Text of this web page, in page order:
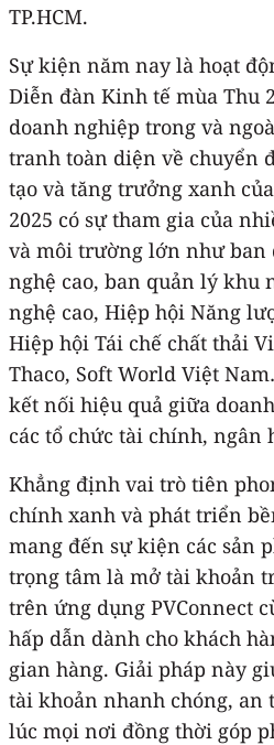
TP.HCM.
Sự kiện năm nay là hoạt
Diễn đàn Kinh tế mùa Thu
doanh nghiệp trong và
tranh toàn diện về chuyển
tạo và tăng trưởng xanh
2025 có sự tham gia của
và môi trường lớn như ban
nghệ cao, ban quản lý khu
nghệ cao, Hiệp hội Năng
Hiệp hội Tái chế chất thải
Thaco, Soft World Việt
kết nối hiệu quả giữa
các tổ chức tài chính, ngân
Khẳng định vai trò tiên
chính xanh và phát triển
mang đến sự kiện các sản
trọng tâm là mở tài khoản
trên ứng dụng PVConnect
hấp dẫn dành cho khách
gian hàng. Giải pháp này
tài khoản nhanh chóng, an
lúc mọi nơi đồng thời góp